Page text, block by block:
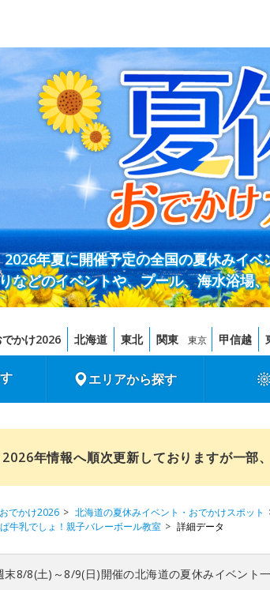
2026年夏に開催予定の全国の夏休みイ
などのイベントや、プール、海水浴場
かけ2026 北海道 東北 関東 東京 甲信越
エリアから探す
2026年情報へ順次更新しておりますが一部
でかけ2026 北海道の夏休みイベント・おでかけスポット
牛乳でしょ！親子バレーボール教室
詳細データ
末8/8(土)～8/9(日)開催の北海道の夏休みイベント